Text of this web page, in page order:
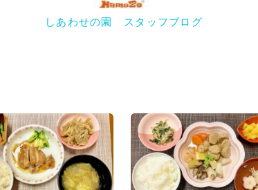
しあわせの園 スタッフブログ